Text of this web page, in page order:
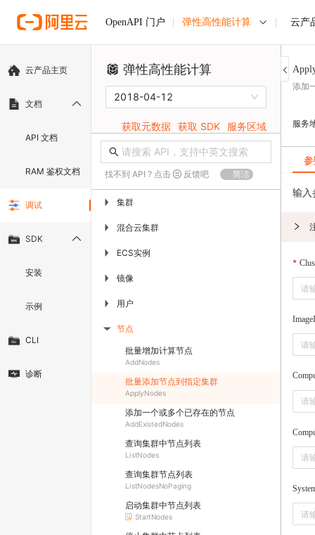
OpenAPI 门户 弹性高性能计算 云产
云产品主页
文档
API 文档
RAM 鉴权文档
调试
SDK
安装
示例
CLI
诊断
弹性高性能计算
2018-04-12
获取元数据 获取 SDK 服务区域
找不到 API ? 点击 反馈吧 简洁
▶ 集群
▶ 混合云集群
▶ ECS实例
▶ 镜像
▶ 用户
▶ 节点
批量增加计算节点
AddNodes
批量添加节点到指定集群
ApplyNodes
添加一个或多个已存在的节点
AddExistedNodes
查询集群中节点列表
ListNodes
查询集群节点列表
ListNodesNoPaging
启动集群中节点列表
StartNodes
添加
服务
输入